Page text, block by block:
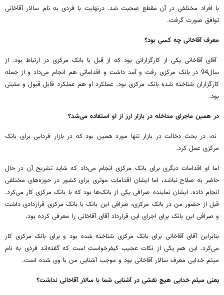
با افراد مختلفی در آن مقطع صحبت شد. درنهایت با فردی به نام سالار آقاخانی
توافق صورت گرفت.
معرف آقاخانی چه کسی بود؟
آقای آقاخانی یکی از کارگزارانی بود که از قبل با بانک مرکزی در ارتباط بود. از
سال94 در بانک مرکزی رفت و آمد داشت و اقداماتی هم انجام می‌داد و از جمله
کارگزاران شناخته شده بانک مرکزی بود. عملکرد او هم عملکرد قابل قبول و مثبتی
بود.
در همین ماجرای مداخله در بازار ارز از او استفاده می‌شد؟
نه، در بحث دخالت در بازار تنها مورد همین بود که در بازار فردایی برای بانک
مرکزی عمل کرد.
اما او اقدامات دیگری برای بانک مرکزی انجام می‌داد که شاید تشریح آن در حال
حاضر به صلاح نباشد، اما ایشان اقدامات موثری برای کشور در حوزه‌های مختلفی
انجام داده. ایشان نماینده صرافی یکی از بانک‌ها بود که با بانک مرکزی کار می‌کرد.
قبل از حضور من در بانک مرکزی، صرافی این بانک با بانک مرکزی قراردادی داشت
و صرافی این بانک برای اجرای این قرارداد آقای آقاخانی را معرفی کرده بود.
بنابراین آقای آقاخانی برای بانک مرکزی شناخته شده بود و برای بانک مرکزی کار
می‌کرد. این هم یکی از نکات عجیب کیفرخواست است که گفته‌اند فردی به نام
میثم خدایی معرف سالار آقاخانی بود و موجب آشنایی من با وی شده است.
یعنی میثم خدایی هیچ نقشی در آشنایی شما با سالار آقاخانی نداشت؟